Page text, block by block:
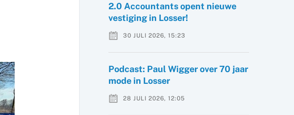
2.0 Accountants opent nieuwe
vestiging in Losser!
30 JULI 2026, 15:23
Podcast: Paul Wigger over 70 jaar
mode in Losser
28 JULI 2026, 12:05